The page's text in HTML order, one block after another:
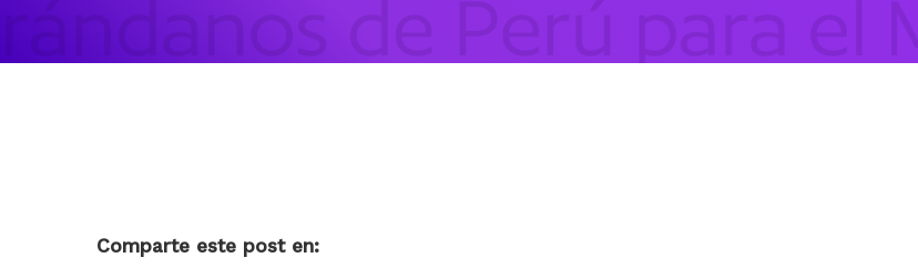
Comparte este post en: